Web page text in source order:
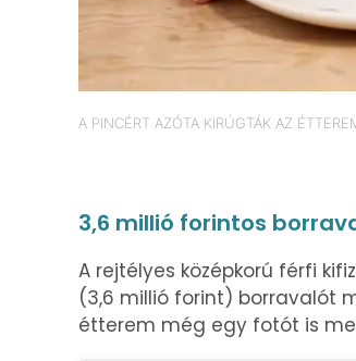
A PINCÉRT AZÓTA KIRÚGTÁK AZ
3,6 millió forintos
A rejtélyes középkorú férfi
(3,6 millió forint) borravalót
étterem még egy fotót is